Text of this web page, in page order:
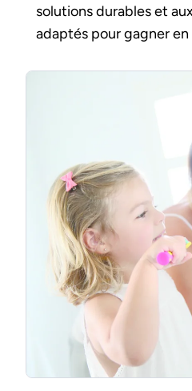
solutions durables et
adaptés pour gagner